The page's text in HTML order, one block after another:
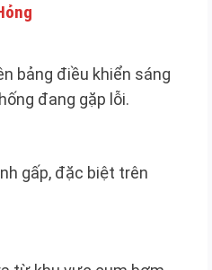
bảng điều khiển sáng
đang gặp lỗi.
gấp, đặc biệt trên